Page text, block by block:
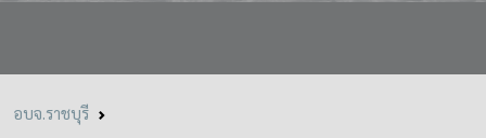
อบจ.ราชบุรี